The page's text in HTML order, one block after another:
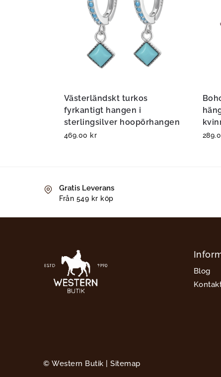
Västerländskt turkos
fyrkantigt hangen i
sterlingsilver hoopörhangen
469.00 kr
Gratis Leverans
Från 549 kr köp
Blog
© Western Butik | Sitemap